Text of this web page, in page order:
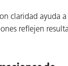
claridad ayuda a
reflejen